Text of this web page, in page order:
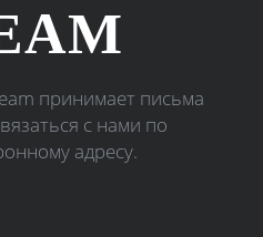
принимает письма
с нами по
адресу.